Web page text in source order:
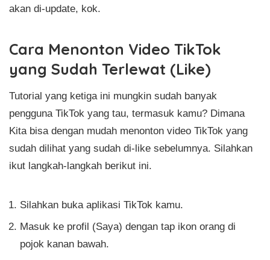
akan di-update, kok.
Cara Menonton Video TikTok
yang Sudah Terlewat (Like)
Tutorial yang ketiga ini mungkin sudah banyak
pengguna TikTok yang tau, termasuk kamu? Dimana
Kita bisa dengan mudah menonton video TikTok yang
sudah dilihat yang sudah di-like sebelumnya. Silahkan
ikut langkah-langkah berikut ini.
Silahkan buka aplikasi TikTok kamu.
Masuk ke profil (Saya) dengan tap ikon orang di
pojok kanan bawah.